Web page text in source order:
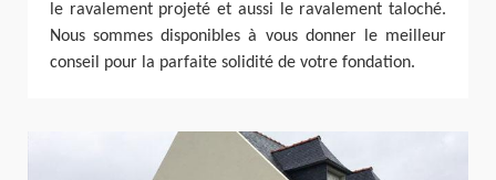
le ravalement projeté et aussi le ravalement taloché.
Nous sommes disponibles à vous donner le meilleur
conseil pour la parfaite solidité de votre fondation.